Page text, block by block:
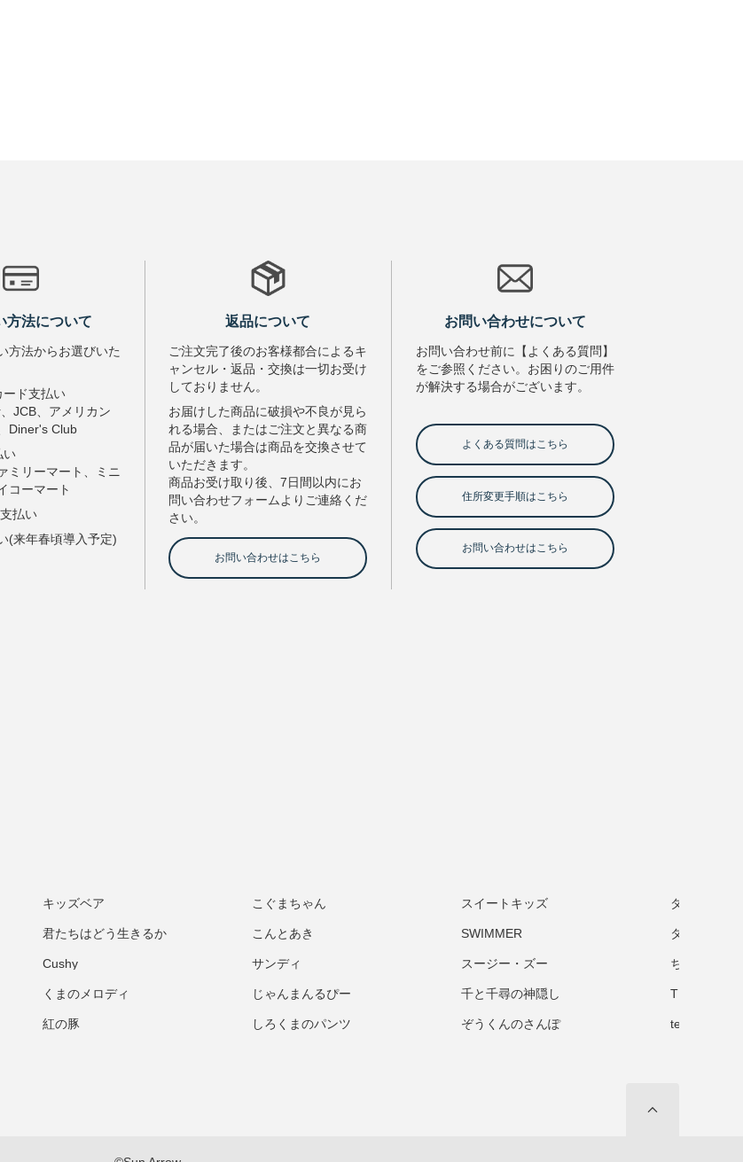
キッズベア
君たちはどう生きるか
Cushy
くまのメロディ
紅の豚
こぐまちゃん
こんとあき
サンディ
じゃんまんるぴー
しろくまのパンツ
スイートキッズ
SWIMMER
スージー・ズー
千と千尋の神隠し
ぞうくんのさんぽ
ダーウィン
タヌキとキ
ちいさなソ
TEA TIME
tetra